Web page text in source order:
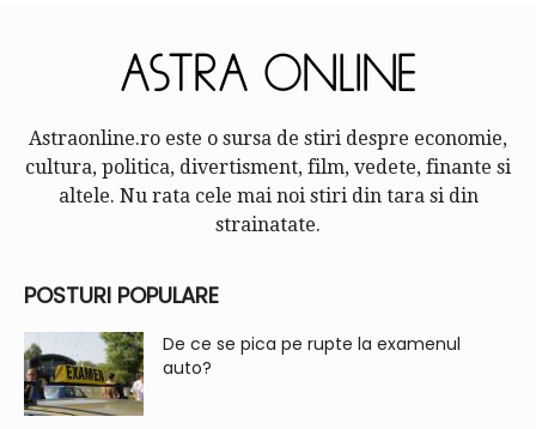
Astraonline.ro este o sursa de stiri despre economie,
cultura, politica, divertisment, film, vedete, finante si
altele. Nu rata cele mai noi stiri din tara si din
strainatate.
POSTURI POPULARE
De ce se pica pe rupte la examenul
auto?